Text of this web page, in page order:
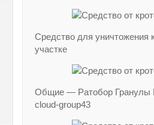
Средство для уничтожения
участке
Общие — Ратобор Гранулы
cloud-group43